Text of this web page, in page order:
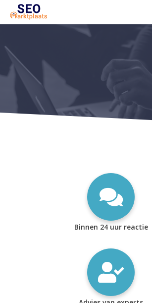
SEO tools reviews
Marketeer bij jou in de
Offerte
1. Seo voor beginners +
2. Onderzoeken +
Binnen 24 uur reactie